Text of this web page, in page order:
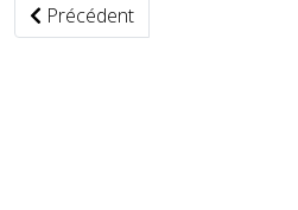
Article précédent : Camions
Précédent